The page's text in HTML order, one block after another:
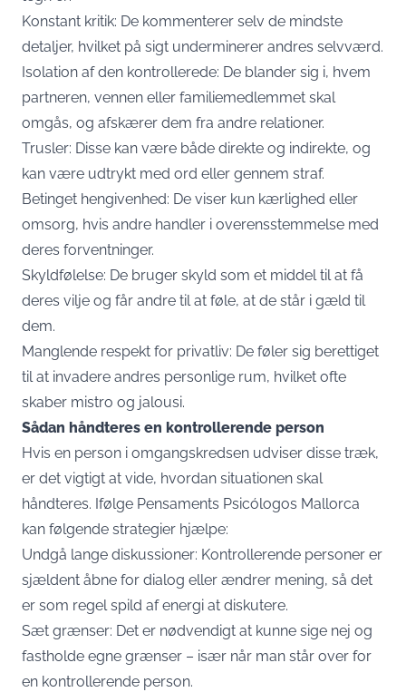
Konstant kritik: De kommenterer selv de mindste
detaljer, hvilket på sigt underminerer andres selvværd.
Isolation af den kontrollerede: De blander sig i, hvem
partneren, vennen eller familiemedlemmet skal
omgås, og afskærer dem fra andre relationer.
Trusler: Disse kan være både direkte og indirekte, og
kan være udtrykt med ord eller gennem straf.
Betinget hengivenhed: De viser kun kærlighed eller
omsorg, hvis andre handler i overensstemmelse med
deres forventninger.
Skyldfølelse: De bruger skyld som et middel til at få
deres vilje og får andre til at føle, at de står i gæld til
dem.
Manglende respekt for privatliv: De føler sig berettiget
til at invadere andres personlige rum, hvilket ofte
skaber mistro og jalousi.
Sådan håndteres en kontrollerende person
Hvis en person i omgangskredsen udviser disse træk,
er det vigtigt at vide, hvordan situationen skal
håndteres. Ifølge Pensaments Psicólogos Mallorca
kan følgende strategier hjælpe:
Undgå lange diskussioner: Kontrollerende personer er
sjældent åbne for dialog eller ændrer mening, så det
er som regel spild af energi at diskutere.
Sæt grænser: Det er nødvendigt at kunne sige nej og
fastholde egne grænser – især når man står over for
en kontrollerende person.